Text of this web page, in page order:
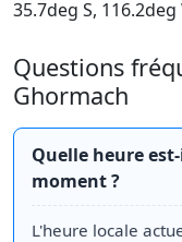
35.7deg S, 116.2deg
Questions
Ghormach
Quelle heure
moment ?
L'heure locale